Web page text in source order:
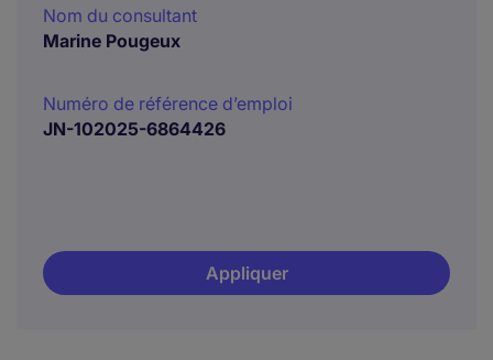
Nom du consultant
Marine Pougeux
Numéro de référence d’emploi
JN-102025-6864426
Appliquer